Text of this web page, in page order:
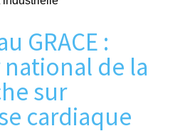
GRACE :
de la
sur
cardiaque